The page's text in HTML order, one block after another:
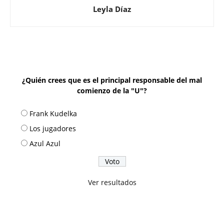
Leyla Díaz
¿Quién crees que es el principal responsable del mal
comienzo de la "U"?
Frank Kudelka
Los jugadores
Azul Azul
Ver resultados